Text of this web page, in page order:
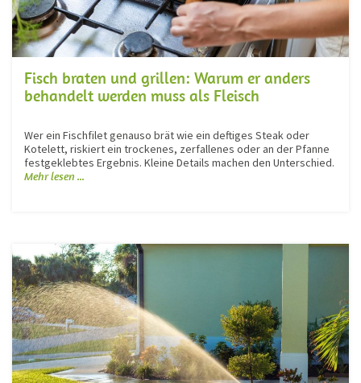
Fisch braten und grillen: Warum er anders
behandelt werden muss als Fleisch
Wer ein Fischfilet genauso brät wie ein deftiges Steak oder
Kotelett, riskiert ein trockenes, zerfallenes oder an der Pfanne
festgeklebtes Ergebnis. Kleine Details machen den Unterschied.
Mehr lesen ...